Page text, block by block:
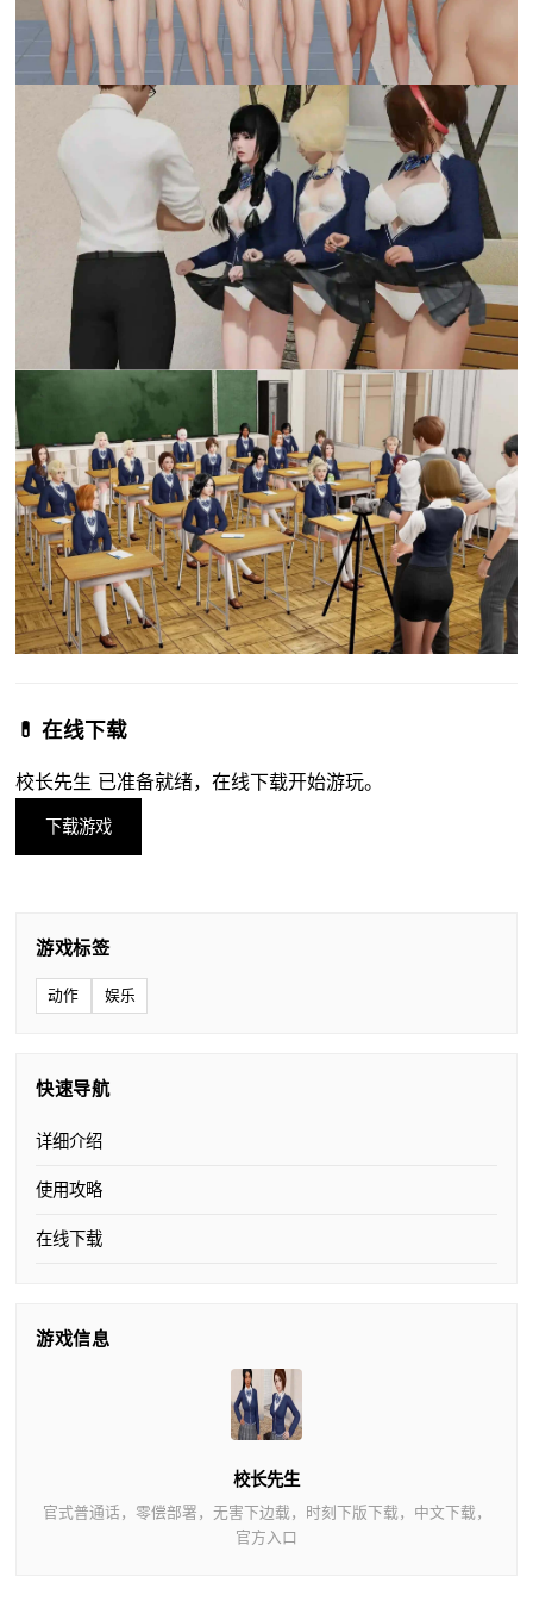
💊 在线下载
校长先生 已准备就绪，在线下载开始游玩。
下载游戏
游戏标签
动作 娱乐
快速导航
详细介绍
使用攻略
在线下载
游戏信息
校长先生
官式普通话，零偿部署，无害下边载，时刻下版下载，中文下载，
官方入口